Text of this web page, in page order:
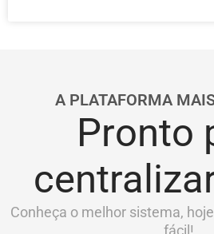
A PLATAFORMA
Pronto
Conheça o melhor sistema,
fácil!